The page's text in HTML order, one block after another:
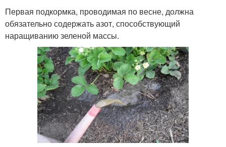
Первая подкормка, проводимая по весне, должна
обязательно содержать азот, способствующий
наращиванию зеленой массы.